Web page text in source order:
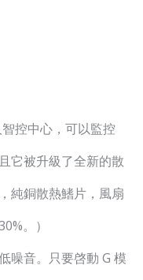
控中心，可以監控
它被升級了全新的散
純銅散熱鰭片，風扇
。）
噪音。只要啓動 G 模